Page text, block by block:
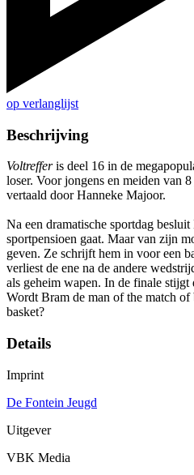
op verlanglijst
Beschrijving
Voltrefferis deel 16 in de
loser. Voor jongens en meiden van
vertaald door Hanneke Majoor.
Na een dramatische sportdag
sportpensioen gaat. Maar van zijn
geven. Ze schrijft hem in voor een
verliest de ene na de andere
als geheim wapen. In de finale
Wordt Bram de man of the match
basket?
Details
Imprint
De Fontein Jeugd
Uitgever
VBK Media